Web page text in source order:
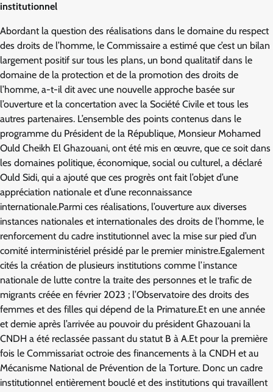
institutionnel
Abordant la question des réalisations dans le domaine du respect
des droits de l’homme, le Commissaire a estimé que c’est un bilan
largement positif sur tous les plans, un bond qualitatif dans le
domaine de la protection et de la promotion des droits de
l’homme, a-t-il dit avec une nouvelle approche basée sur
l’ouverture et la concertation avec la Société Civile et tous les
autres partenaires. L’ensemble des points contenus dans le
programme du Président de la République, Monsieur Mohamed
Ould Cheikh El Ghazouani, ont été mis en œuvre, que ce soit dans
les domaines politique, économique, social ou culturel, a déclaré
Ould Sidi, qui a ajouté que ces progrès ont fait l’objet d’une
appréciation nationale et d’une reconnaissance
internationale.Parmi ces réalisations, l’ouverture aux diverses
instances nationales et internationales des droits de l’homme, le
renforcement du cadre institutionnel avec la mise sur pied d’un
comité interministériel présidé par le premier ministre.Egalement
cités la création de plusieurs institutions comme l’instance
nationale de lutte contre la traite des personnes et le trafic de
migrants créée en février 2023 ; l’Observatoire des droits des
femmes et des filles qui dépend de la Primature.Et en une année
et demie après l’arrivée au pouvoir du président Ghazouani la
CNDH a été reclassée passant du statut B à A.Et pour la première
fois le Commissariat octroie des financements à la CNDH et au
Mécanisme National de Prévention de la Torture. Donc un cadre
institutionnel entièrement bouclé et des institutions qui travaillent